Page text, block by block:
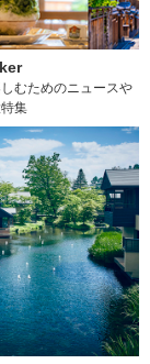
むためのニュースや
集